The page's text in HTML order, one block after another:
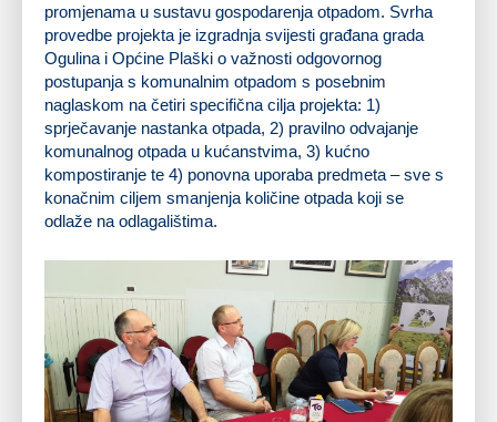
promjenama u sustavu gospodarenja otpadom. Svrha
provedbe projekta je izgradnja svijesti građana grada
Ogulina i Općine Plaški o važnosti odgovornog
postupanja s komunalnim otpadom s posebnim
naglaskom na četiri specifična cilja projekta: 1)
sprječavanje nastanka otpada, 2) pravilno odvajanje
komunalnog otpada u kućanstvima, 3) kućno
kompostiranje te 4) ponovna uporaba predmeta – sve s
konačnim ciljem smanjenja količine otpada koji se
odlaže na odlagalištima.